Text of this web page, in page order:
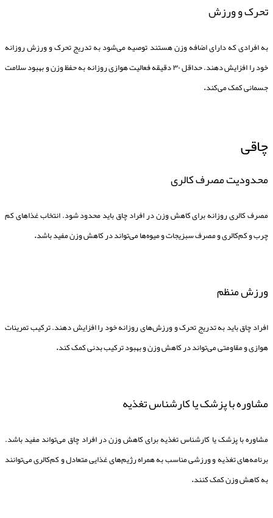
تحرک و ورزش
به افرادی که دارای اضافه وزن هستند توصیه می‌شود به تدریج تحرک و ورزش روزانه
خود را افزایش دهند. حداقل ۳۰ دقیقه فعالیت هوازی روزانه به حفظ وزن و بهبود سلامت
جسمانی کمک می‌کند.
چاقی
محدودیت مصرف کالری
مصرف کالری روزانه برای کاهش وزن در افراد چاق باید محدود شود. انتخاب غذاهای کم
چرب و کم‌کالری و مصرف سبزیجات و میوه‌ها می‌تواند در کاهش وزن مفید باشد.
ورزش منظم
افراد چاق باید به تدریج تحرک و ورزش‌های روزانه خود را افزایش دهند. ترکیب تمرینات
هوازی و مقاومتی می‌تواند در کاهش وزن و بهبود ترکیب بدنی کمک کند.
مشاوره با پزشک یا کارشناس تغذیه
مشاوره با پزشک یا کارشناس تغذیه برای کاهش وزن در افراد چاق می‌تواند مفید باشد.
برنامه‌های تغذیه و ورزشی مناسب به همراه رژیم‌های غذایی متعادل و کم‌کالری می‌توانند
به کاهش وزن کمک کنند.